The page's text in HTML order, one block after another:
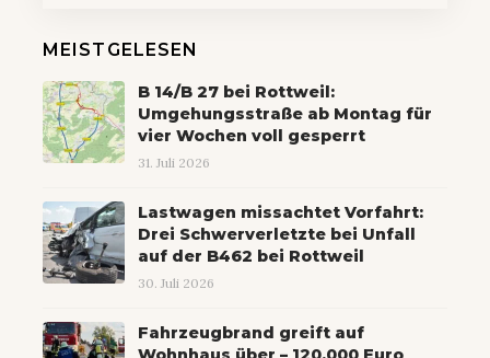
MEISTGELESEN
B 14/B 27 bei Rottweil:
Umgehungsstraße ab Montag für
vier Wochen voll gesperrt
31. Juli 2026
Lastwagen missachtet Vorfahrt:
Drei Schwerverletzte bei Unfall
auf der B462 bei Rottweil
30. Juli 2026
Fahrzeugbrand greift auf